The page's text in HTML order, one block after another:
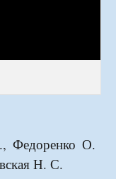
Федоренко О.
Н. С.